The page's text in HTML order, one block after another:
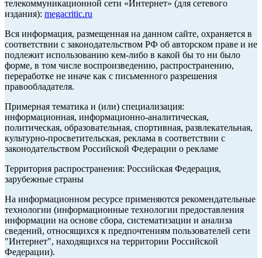
телекоммуникационной сети «Интернет» (для сетевого
издания): megacritic.ru
Вся информация, размещенная на данном сайте, охраняется в
соответствии с законодательством РФ об авторском праве и не
подлежит использованию кем-либо в какой бы то ни было
форме, в том числе воспроизведению, распространению,
переработке не иначе как с письменного разрешения
правообладателя.
Примерная тематика и (или) специализация:
информационная, информационно-аналитическая,
политическая, образовательная, спортивная, развлекательная,
культурно-просветительская, реклама в соответствии с
законодательством Российской Федерации о рекламе
Территория распространения: Российская Федерация,
зарубежные страны
На информационном ресурсе применяются рекомендательные
технологии (информационные технологии предоставления
информации на основе сбора, систематизации и анализа
сведений, относящихся к предпочтениям пользователей сети
"Интернет", находящихся на территории Российской
Федерации).